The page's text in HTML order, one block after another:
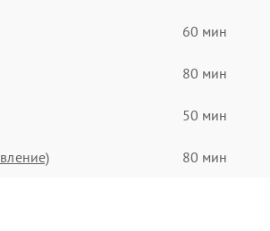
60 мин
80 мин
50 мин
80 мин